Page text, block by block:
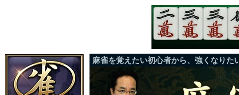
麻雀を覚えたい初心者から、強くなり